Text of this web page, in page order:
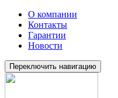
О компании
Контакты
Гарантии
Новости
Переключить навигацию